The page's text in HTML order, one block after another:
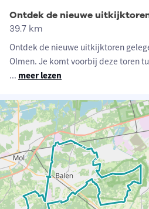
Ontdek de nieuwe
39.7 km
Ontdek de nieuwe uitkijktoren
Olmen. Je komt voorbij deze toren
... meer lezen